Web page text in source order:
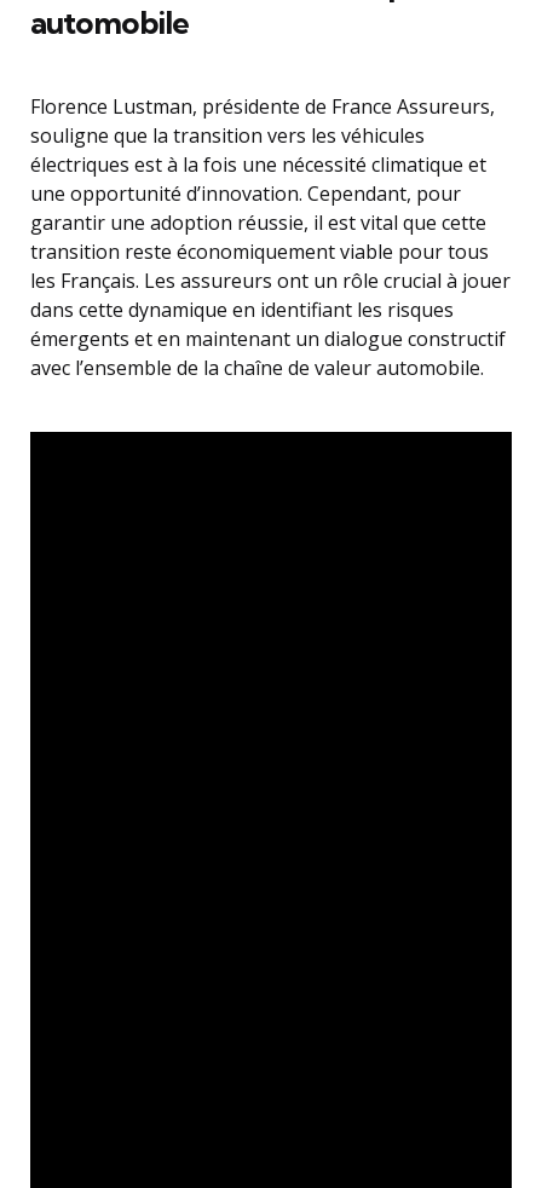
automobile
Florence Lustman, présidente de France Assureurs,
souligne que la transition vers les véhicules
électriques est à la fois une nécessité climatique et
une opportunité d’innovation. Cependant, pour
garantir une adoption réussie, il est vital que cette
transition reste économiquement viable pour tous
les Français. Les assureurs ont un rôle crucial à jouer
dans cette dynamique en identifiant les risques
émergents et en maintenant un dialogue constructif
avec l’ensemble de la chaîne de valeur automobile.